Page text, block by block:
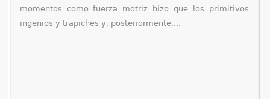
momentos como fuerza motriz hizo que los primitivos
ingenios y trapiches y, posteriormente,...